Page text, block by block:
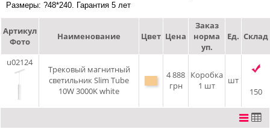
Размеры: ?48*240. Гарантия 5 лет
Артикул
Фото
Наименование Цвет Цена
Заказ
норма
уп.
Ед. Склад
u02124
Трековый магнитный
светильник Slim Tube
10W 3000K white
4 888
грн
Коробка
1 шт
шт
150